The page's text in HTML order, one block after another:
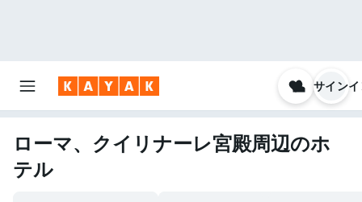
サイン
ローマ、クイリナーレ宮殿周辺のホ
テル